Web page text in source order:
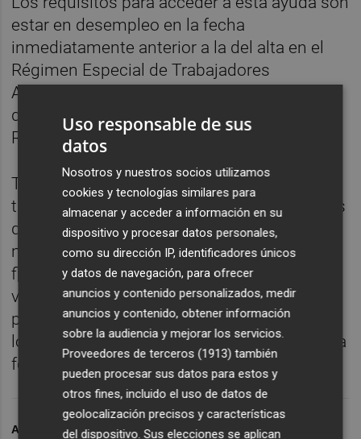
estar en desempleo en la fecha
inmediatamente anterior a la del alta en el
Régimen Especial de Trabajadores
Autónomos de la Seguridad Social (RETA) y
desarrollar la actividad económica en la
Región de Murcia.
También podrán optar a estas ayudas las
trabajadoras por cuenta propia o autónomas
que, habiendo cesado su actividad por
nacimiento de un hijo, adopción, guarda con
fines de adopción, acogimiento y tutela,
vuelvan a realizar una actividad por cuenta
propia, dándose de alta en RETA, dentro de
los dos años inmediatamente siguientes a la
fecha efectiva del cese.
ARCHIVADO EN AUTÓNOMOS SOCIAL CUOTAS
Uso responsable de sus
datos
Nosotros y nuestros socios utilizamos
cookies y tecnologías similares para
almacenar y acceder a información en su
dispositivo y procesar datos personales,
como su dirección IP, identificadores únicos
y datos de navegación, para ofrecer
anuncios y contenido personalizados, medir
anuncios y contenido, obtener información
sobre la audiencia y mejorar los servicios.
Proveedores de terceros (1913) también
pueden procesar sus datos para estos y
otros fines, incluido el uso de datos de
geolocalización precisos y características
del dispositivo. Sus elecciones se aplican